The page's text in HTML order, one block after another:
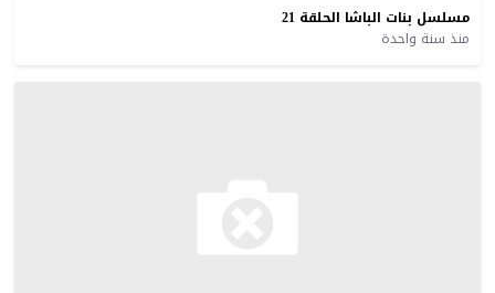
مسلسل بنات الباشا الحلقة 21
منذ سنة واحدة